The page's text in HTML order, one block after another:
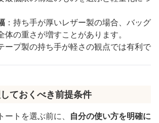
：持ち手が厚いレザー製の場合、バッグ
の重さが増すことがあります。
ープ製の持ち手が軽さの観点では有利で
ておくべき前提条件
トを選ぶ前に、 自分の使い方を明確に